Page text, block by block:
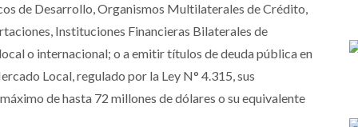
de Desarrollo, Organismos Multilaterales de Crédito,
Instituciones Financieras Bilaterales de
o internacional; o a emitir títulos de deuda pública en
Local, regulado por la Ley N° 4.315, sus
de hasta 72 millones de dólares o su equivalente